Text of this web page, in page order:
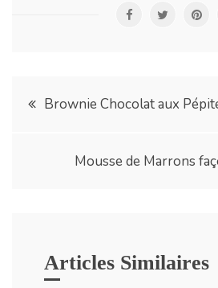
Navigation
Brownie Chocolat aux
Mousse de Marrons
Articles Similaires